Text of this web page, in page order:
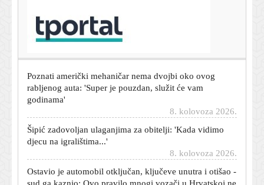
Poznati mehaničar oduševljen ovim rabljenim autom:
'Može trajati gotovo beskonačno'
rabljenog auta: 'Super je pouzdan, služit će vam
godinama'
Šipić zadovoljan ulaganjima za obitelji: 'Kada vidimo
djecu na igralištima...'
Ostavio je automobil otključan, ključeve unutra i otišao -
sud ga kaznio: Ovo pravilo mnogi vozači u Hrvatskoj ne